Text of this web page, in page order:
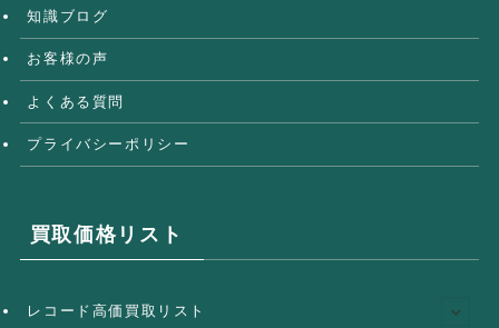
知識ブログ
お客様の声
よくある質問
プライバシーポリシー
買取価格リスト
レコード高価買取リスト